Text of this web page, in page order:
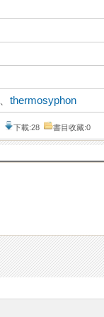
、thermosyphon
下載:28 書目收藏:0